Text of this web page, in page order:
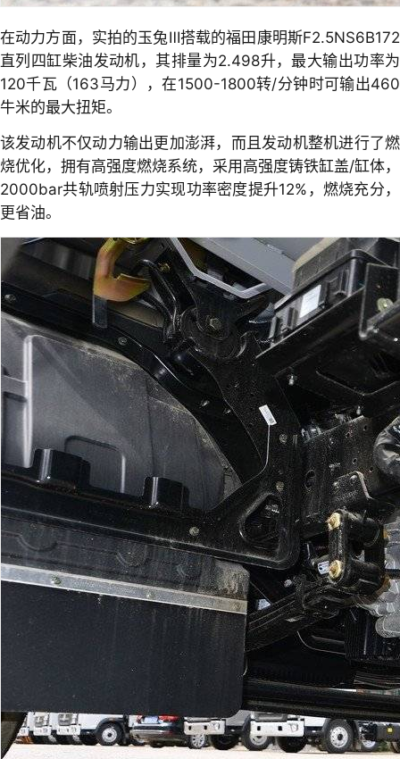
在动力方面，实拍的玉兔Ⅲ搭载的福田康明斯F2.5NS6B172
直列四缸柴油发动机，其排量为2.498升，最大输出功率为
120千瓦（163马力），在1500-1800转/分钟时可输出460
牛米的最大扭矩。
该发动机不仅动力输出更加澎湃，而且发动机整机进行了燃
烧优化，拥有高强度燃烧系统，采用高强度铸铁缸盖/缸体，
2000bar共轨喷射压力实现功率密度提升12%，燃烧充分，
更省油。